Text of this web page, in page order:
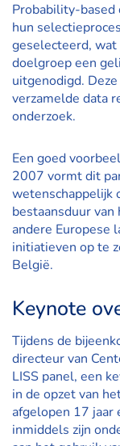
Probability-based
hun
geselecteerd,
doelgroep een
uitgenodigd.
verzamelde data
onderzoek.
Een goed
2007 vormt dit
wetenschappelijk
bestaansduur
andere Europese
initiatieven op te
België.
Keynote
Tijdens de
directeur van
LISS panel, een
in de opzet van
afgelopen 17 jaar
inmiddels zijn